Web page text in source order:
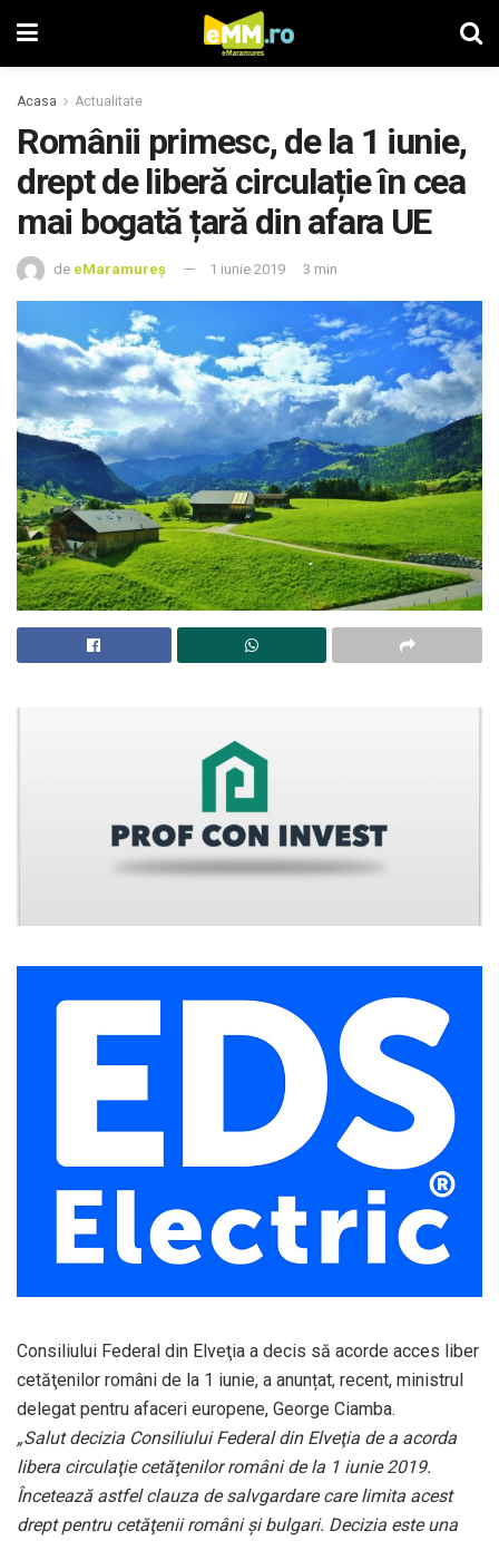
Acasa Actualitate
Românii primesc, de la 1 iunie,
drept de liberă circulație în cea
mai bogată țară din afara UE
de eMaramureș 1 iunie 2019 3 min
Consiliului Federal din Elveţia a decis să acorde acces liber
cetăţenilor români de la 1 iunie, a anunțat, recent, ministrul
delegat pentru afaceri europene, George Ciamba.
„Salut decizia Consiliului Federal din Elveţia de a acorda
libera circulaţie cetăţenilor români de la 1 iunie 2019.
Încetează astfel clauza de salvgardare care limita acest
drept pentru cetăţenii români şi bulgari. Decizia este una